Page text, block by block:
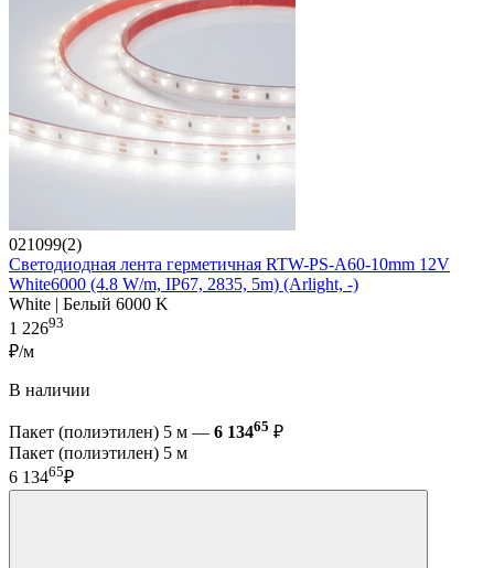
021099(2)
Светодиодная лента герметичная RTW-PS-A60-10mm 12V
White6000 (4.8 W/m, IP67, 2835, 5m) (Arlight, -)
White | Белый 6000 K
1 22693
₽/м
В наличии
Пакет (полиэтилен) 5 м — 6 13465 ₽
Пакет (полиэтилен) 5 м
6 13465₽